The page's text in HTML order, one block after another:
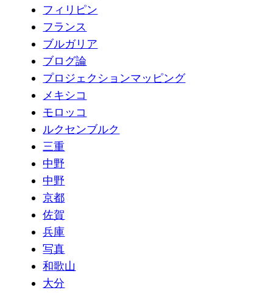
フィリピン
フランス
ブルガリア
ブログ論
プロジェクションマッピング
メキシコ
モロッコ
ルクセンブルク
三重
中野
中野
京都
佐賀
兵庫
写真
和歌山
大分